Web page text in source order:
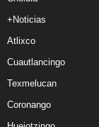
+Noticias
Atlixco
Cuautlancingo
Texmelucan
Coronango